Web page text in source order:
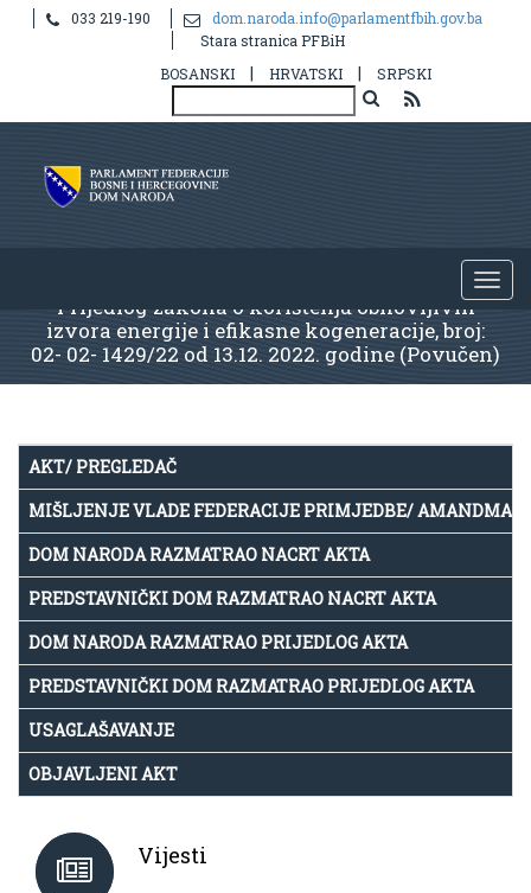
033 219-190
dom.naroda.info@parlamentfbih.gov.ba
Stara stranica PFBiH
BOSANSKI
| HRVATSKI | SRPSKI
Prijedlog zakona o korištenju obnovljivih
izvora energije i efikasne kogeneracije, broj:
02- 02- 1429/22 od 13.12. 2022. godine (Povučen)
AKT/ PREGLEDAČ
MIŠLJENJE VLADE FEDERACIJE PRIMJEDBE/
DOM NARODA RAZMATRAO NACRT AKTA
PREDSTAVNIČKI DOM RAZMATRAO NACRT AKTA
DOM NARODA RAZMATRAO PRIJEDLOG AKTA
PREDSTAVNIČKI DOM RAZMATRAO PRIJEDLOG AKTA
USAGLAŠAVANJE
OBJAVLJENI AKT
Vijesti